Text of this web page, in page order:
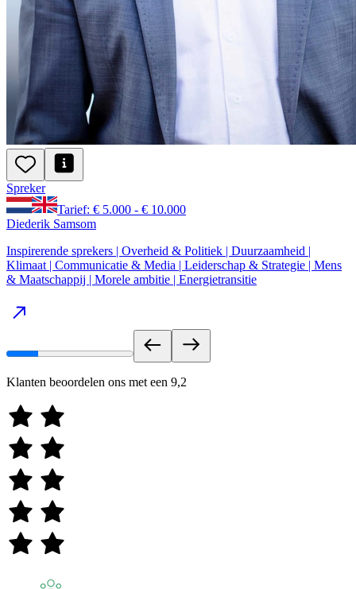
Spreker
Tarief: € 5.000 - € 10.000
Diederik Samsom
Inspirerende sprekers | Overheid & Politiek | Duurzaamheid |
Klimaat | Communicatie & Media | Leiderschap & Strategie | Mens
& Maatschappij | Morele ambitie | Energietransitie
Klanten beoordelen ons met een 9,2